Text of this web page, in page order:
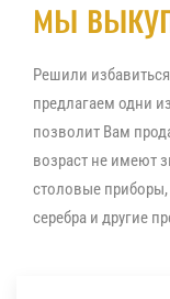
мы
Решили
предлагаем одни
позволит Вам
возраст не имеют
столовые приборы,
серебра и другие